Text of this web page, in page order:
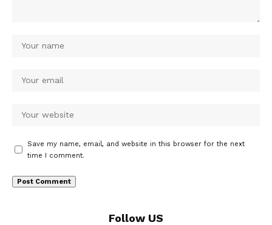
Save my name, email, and website in this browser for the next
time I comment.
Follow US